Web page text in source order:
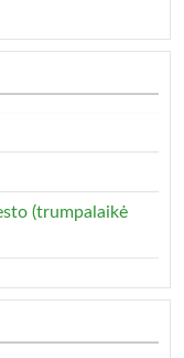
(trumpalaikė